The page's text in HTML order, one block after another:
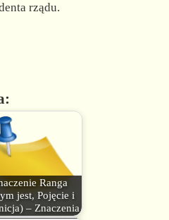
rządu.
Ranga
jest, Pojęcie i
– Znaczenia